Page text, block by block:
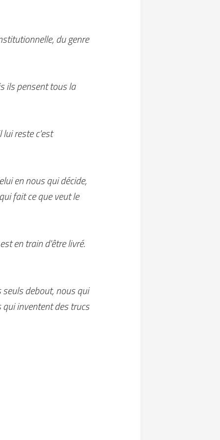
du genre
ils pensent tous la
reste c'est
en nous qui décide,
fait ce que veut le
en train d'être livré.
debout, nous qui
inventent des trucs